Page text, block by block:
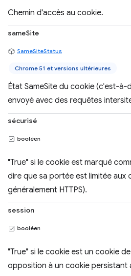
Chemin d'accès au cookie.
sameSite
SameSiteStatus
Chrome 51 et versions ultérieures
État SameSite du cookie (c'est-à-
envoyé avec des requêtes
sécurisé
booléen
"True" si le cookie est marqué
dire que sa portée est limitée aux
généralement HTTPS).
session
booléen
"True" si le cookie est un cookie
opposition à un cookie persistant